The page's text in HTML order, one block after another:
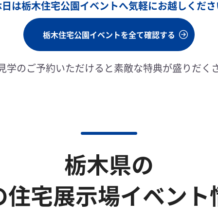
は栃木住宅公園イベントへ気軽にお越しくだ
栃木住宅公園イベントを全て確認する
学のご予約いただけると素敵な特典が盛りだく
栃木県の
住宅展示場イベント